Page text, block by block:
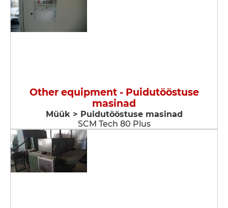
Other equipment - Puidutööstuse
masinad
Müük > Puidutööstuse masinad
SCM Tech 80 Plus